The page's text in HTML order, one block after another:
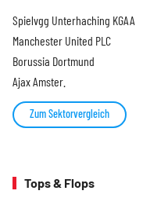
Spielvgg Unterhaching KGAA
Manchester United PLC
Borussia Dortmund
Ajax Amster.
Zum Sektorvergleich
Tops & Flops